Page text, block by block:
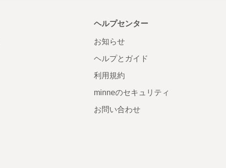
ヘルプセンター
お知らせ
ヘルプとガイド
利用規約
minneのセキュリティ
お問い合わせ